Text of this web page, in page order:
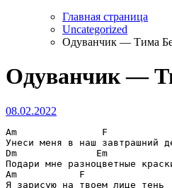
Главная страница
Uncategorized
Одуванчик — Тима
Одуванчик —
08.02.2022
Am               F
Dm              Em
Am           F